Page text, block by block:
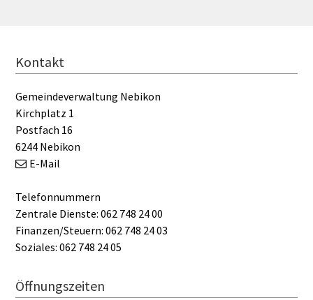
FOOTER
Kontakt
Gemeindeverwaltung Nebikon
Kirchplatz 1
Postfach 16
6244 Nebikon
E-Mail
Telefonnummern
Zentrale Dienste: 062 748 24 00
Finanzen/Steuern: 062 748 24 03
Soziales: 062 748 24 05
Öffnungszeiten